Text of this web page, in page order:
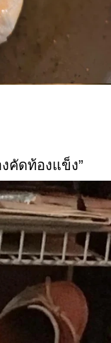
คัดท้องแข็ง”